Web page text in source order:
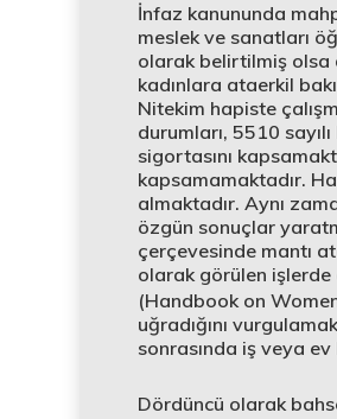
İnfaz kanununda
meslek ve sanatları
olarak belirtilmiş olsa
kadınlara ataerkil
Nitekim hapiste
durumları, 5510
sigortasını
kapsamamaktadır.
almaktadır. Aynı
özgün sonuçlar
çerçevesinde mantı
olarak görülen işlerde
(Handbook on
uğradığını
sonrasında iş veya
Dördüncü olarak